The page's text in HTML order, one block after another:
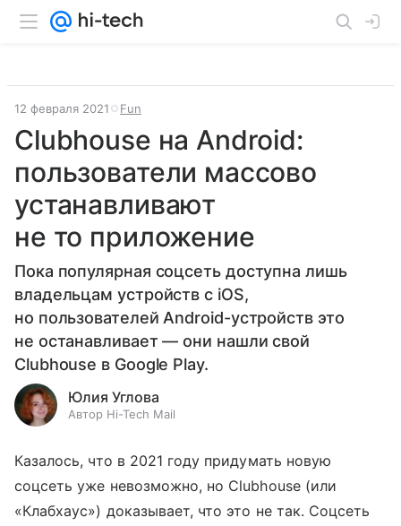
12 февраля 2021 Fun
Clubhouse на Android:
пользователи массово
устанавливают
не то приложение
Пока популярная соцсеть доступна лишь
владельцам устройств с iOS,
но пользователей Android-устройств это
не останавливает — они нашли свой
Clubhouse в Google Play.
Юлия Углова
Автор Hi-Tech Mail
Казалось, что в 2021 году придумать новую
соцсеть уже невозможно, но Clubhouse (или
«Клабхаус») доказывает, что это не так. Соцсеть